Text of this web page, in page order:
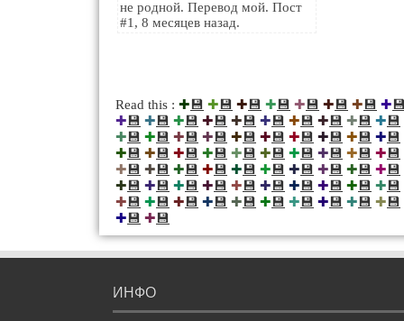
не родной. Перевод мой. Пост
#1, 8 месяцев назад.
Read this : ✚💾 ✚💾 ✚💾 ✚💾 ✚💾 ✚💾 ✚💾 ✚
✚💾 ✚💾 ✚💾 ✚💾 ✚💾 ✚💾 ✚💾 ✚💾 ✚💾 ✚💾
✚💾 ✚💾 ✚💾 ✚💾 ✚💾 ✚💾 ✚💾 ✚💾 ✚💾 ✚💾
✚💾 ✚💾 ✚💾 ✚💾 ✚💾 ✚💾 ✚💾 ✚💾 ✚💾 ✚💾
✚💾 ✚💾 ✚💾 ✚💾 ✚💾 ✚💾 ✚💾 ✚💾 ✚💾 ✚💾
✚💾 ✚💾 ✚💾 ✚💾 ✚💾 ✚💾 ✚💾 ✚💾 ✚💾 ✚💾
✚💾 ✚💾 ✚💾 ✚💾 ✚💾 ✚💾 ✚💾 ✚💾 ✚💾 ✚💾
✚💾 ✚💾
ИНФО